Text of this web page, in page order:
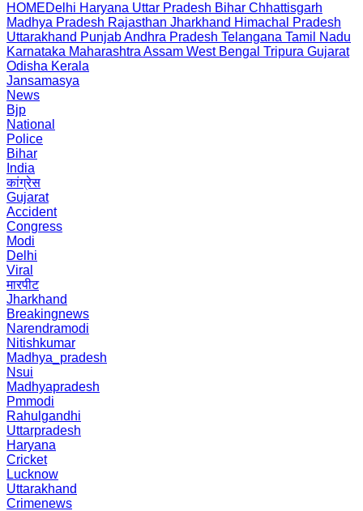
HOMEDelhi Haryana Uttar Pradesh Bihar Chhattisgarh
Madhya Pradesh Rajasthan Jharkhand Himachal Pradesh
Uttarakhand PunjabAndhra Pradesh Telangana Tamil Nadu
Karnataka Maharashtra Assam West Bengal Tripura Gujarat
Odisha Kerala
Jansamasya
News
Bjp
National
Police
Bihar
India
कांग्रेस
Gujarat
Accident
Congress
Modi
Delhi
Viral
मारपीट
Jharkhand
Breakingnews
Narendramodi
Nitishkumar
Madhya_pradesh
Nsui
Madhyapradesh
Pmmodi
Rahulgandhi
Uttarpradesh
Haryana
Cricket
Lucknow
Uttarakhand
Crimenews